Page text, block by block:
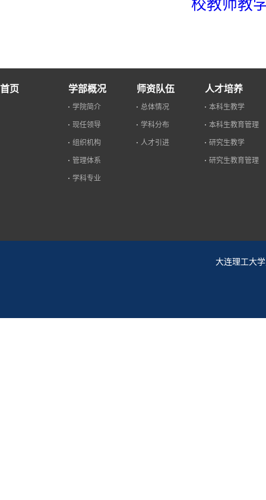
校教师教
首页 学部概况
学院简介
现任领导
组织机构
管理体系
学科专业
师资队伍
总体情况
学科分布
人才引进
人才培养
本科生教学
本科生教育管理
研究生教学
研究生教育管理
大连理工大